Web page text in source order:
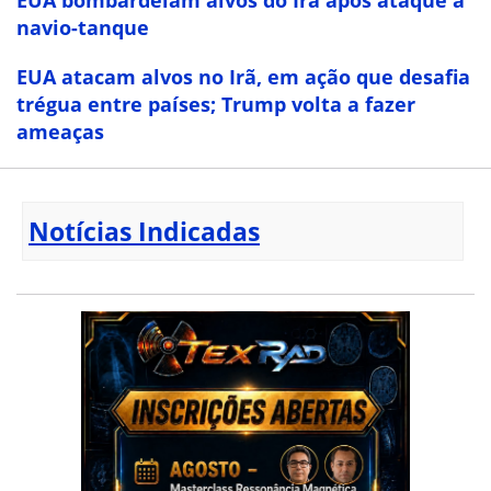
navio-tanque
EUA atacam alvos no Irã, em ação que desafia
trégua entre países; Trump volta a fazer
ameaças
Notícias Indicadas